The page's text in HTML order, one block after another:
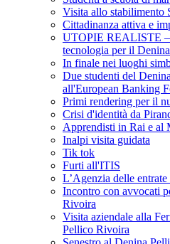
Visita allo stabilimento
Cittadinanza attiva e
UTOPIE REALISTE –
tecnologia per il
In finale nei luoghi
Due studenti del
all'European Banking
Primi rendering per il
Crisi d'identità da
Apprendisti in Rai e al
Inalpi visita guidata
Tik tok
Furti all'ITIS
L’Agenzia delle
Incontro con avvocati
Rivoira
Visita aziendale alla
Pellico Rivoira